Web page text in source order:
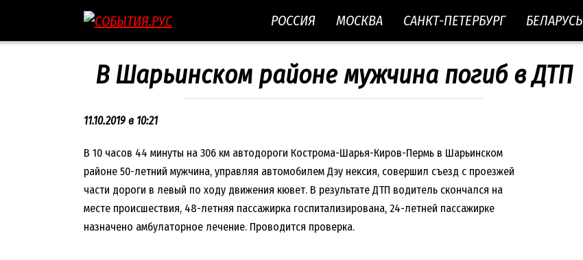
контенту
РОССИЯ МОСКВА САНКТ-ПЕТЕРБУРГ БЕЛАРУСЬ
В Шарьинском районе мужчина погиб в ДТП
11.10.2019 в 10:21
В 10 часов 44 минуты на 306 км автодороги Кострома-Шарья-Киров-Пермь в Шарьинском
районе 50-летний мужчина, управляя автомобилем Дэу нексия, совершил съезд с проезжей
части дороги в левый по ходу движения кювет. В результате ДТП водитель скончался на
месте происшествия, 48-летняя пассажирка госпитализирована, 24-летней пассажирке
назначено амбулаторное лечение. Проводится проверка.